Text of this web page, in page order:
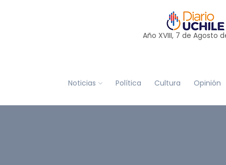
Año XVIII, 7 de Agosto
Noticias Política Cultura Opinión